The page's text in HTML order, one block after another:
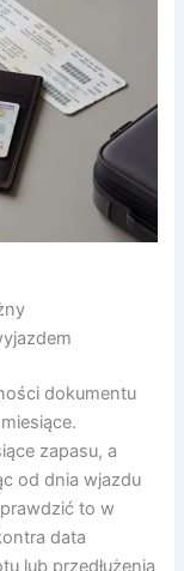
dokumentu
zapasu, a
od dnia wjazdu
to w
data
lub przedłużenia